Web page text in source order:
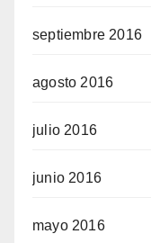
septiembre 2016
agosto 2016
julio 2016
junio 2016
mayo 2016